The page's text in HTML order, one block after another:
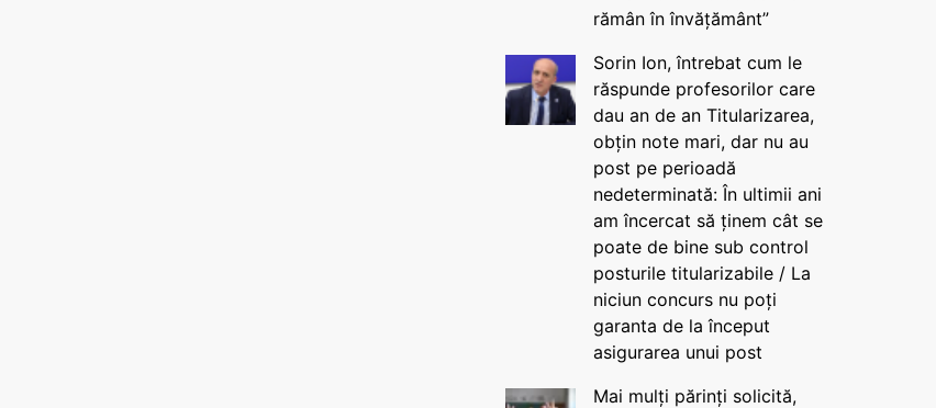
rămân în învățământ”
Sorin Ion, întrebat cum le
răspunde profesorilor care
dau an de an Titularizarea,
obțin note mari, dar nu au
post pe perioadă
nedeterminată: În ultimii ani
am încercat să ținem cât se
poate de bine sub control
posturile titularizabile / La
niciun concurs nu poți
garanta de la început
asigurarea unui post
Mai mulți părinți solicită,